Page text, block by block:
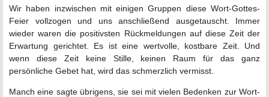
Wir haben inzwischen mit einigen Gruppen diese Wort-Gottes-
Feier vollzogen und uns anschließend ausgetauscht. Immer
wieder waren die positivsten Rückmeldungen auf diese Zeit der
Erwartung gerichtet. Es ist eine wertvolle, kostbare Zeit. Und
wenn diese Zeit keine Stille, keinen Raum für das ganz
persönliche Gebet hat, wird das schmerzlich vermisst.
Manch eine sagte übrigens, sie sei mit vielen Bedenken zur Wort-